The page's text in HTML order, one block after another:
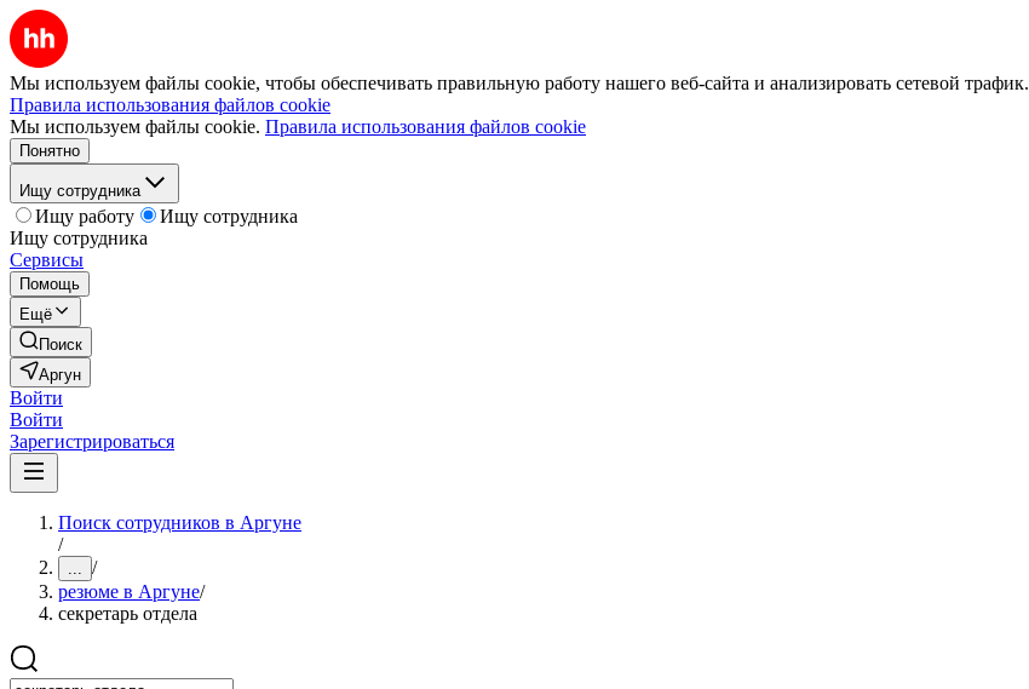
Мы используем файлы cookie, чтобы обеспечивать правильную работу нашего веб-сайта и анализировать сетевой трафик.
Правила использования файлов cookie
Мы используем файлы cookie. Правила использования файлов cookie
Понятно
Ищу сотрудника
Ищу работу
Ищу сотрудника
Ищу сотрудника
Сервисы
Помощь
Ещё
Поиск
Аргун
Войти
Войти
Зарегистрироваться
Поиск сотрудников в Аргуне
/
... /
резюме в Аргуне/
секретарь отдела